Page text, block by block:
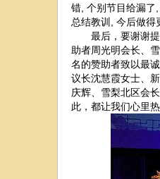
错, 个别节目给漏了
总结教训, 今后做得
最后，要谢谢提
助者周光明会长、
名的赞助者致以最
议长沈慧霞女士、
庆辉、雪梨北区会
此，都让我们心里